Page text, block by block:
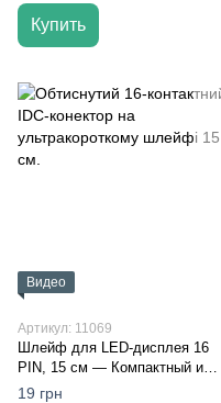
Купить
Видео
Артикул: 11069
Шлейф для LED-дисплея 16
PIN, 15 см — Компактный и
Быстрый
19 грн